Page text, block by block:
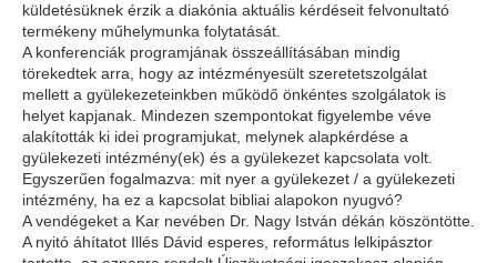
küldetésüknek érzik a diakónia aktuális kérdéseit felvonultató
termékeny műhelymunka folytatását.
A konferenciák programjának összeállításában mindig
törekedtek arra, hogy az intézményesült szeretetszolgálat
mellett a gyülekezeteinkben működő önkéntes szolgálatok is
helyet kapjanak. Mindezen szempontokat figyelembe véve
alakították ki idei programjukat, melynek alapkérdése a
gyülekezeti intézmény(ek) és a gyülekezet kapcsolata volt.
Egyszerűen fogalmazva: mit nyer a gyülekezet / a gyülekezeti
intézmény, ha ez a kapcsolat bibliai alapokon nyugvó?
A vendégeket a Kar nevében Dr. Nagy István dékán köszöntötte.
A nyitó áhítatot Illés Dávid esperes, református lelkipásztor